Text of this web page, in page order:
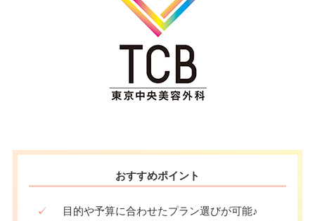
おすすめポイント
✓ 目的や予算に合わせたプラン選びが可能♪